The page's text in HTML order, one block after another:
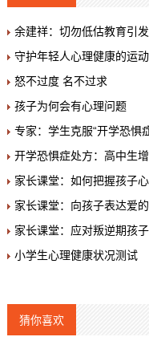
余建祥：切勿低估教育引
守护年轻人心理健康的运
怒不过度 名不过求
孩子为何会有心理问题
专家：学生克服“开学恐惧
开学恐惧症处方：高中生
家长课堂：如何把握孩子
家长课堂：向孩子表达爱
家长课堂：应对叛逆期孩
小学生心理健康状况测试
猜你喜欢